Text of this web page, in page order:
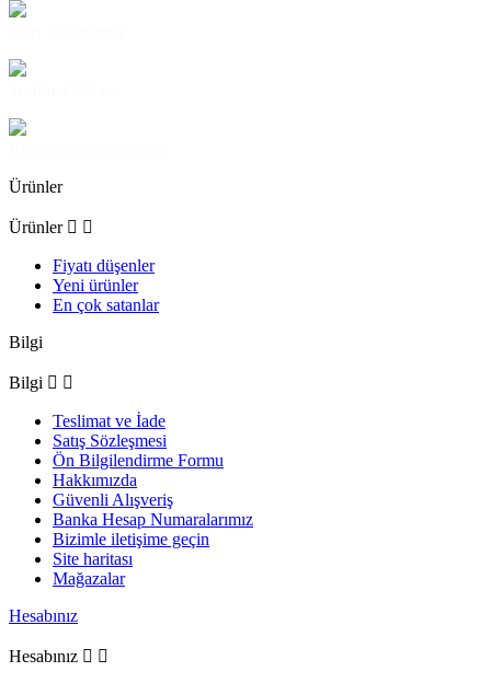
Ürünler
Ürünler  
Fiyatı düşenler
Yeni ürünler
En çok satanlar
Bilgi
Bilgi  
Teslimat ve İade
Satış Sözleşmesi
Ön Bilgilendirme Formu
Hakkımızda
Güvenli Alışveriş
Banka Hesap Numaralarımız
Bizimle iletişime geçin
Site haritası
Mağazalar
Hesabınız
Hesabınız  